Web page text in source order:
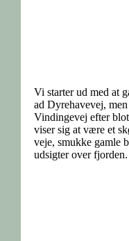
Vi starter ud med at
ad Dyrehavevej,
Vindingevej efter
viser sig at være et
veje, smukke gamle
udsigter over fjorden.